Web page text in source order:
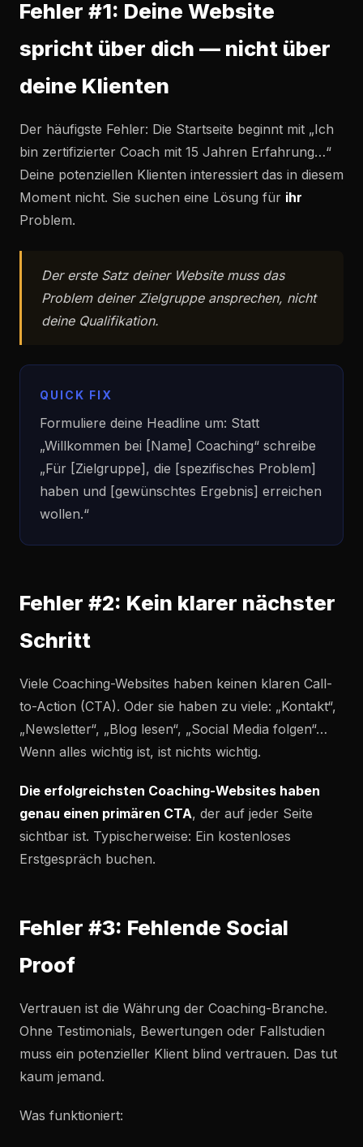
Fehler #1: Deine Website
spricht über dich — nicht über
deine Klienten
Der häufigste Fehler: Die Startseite beginnt mit „Ich
bin zertifizierter Coach mit 15 Jahren Erfahrung…“
Deine potenziellen Klienten interessiert das in diesem
Moment nicht. Sie suchen eine Lösung für ihr
Problem.
Der erste Satz deiner Website muss das
Problem deiner Zielgruppe ansprechen, nicht
deine Qualifikation.
QUICK FIX
Formuliere deine Headline um: Statt
„Willkommen bei [Name] Coaching“ schreibe
„Für [Zielgruppe], die [spezifisches Problem]
haben und [gewünschtes Ergebnis] erreichen
wollen.“
Fehler #2: Kein klarer nächster
Schritt
Viele Coaching-Websites haben keinen klaren Call-
to-Action (CTA). Oder sie haben zu viele: „Kontakt“,
„Newsletter“, „Blog lesen“, „Social Media folgen“…
Wenn alles wichtig ist, ist nichts wichtig.
Die erfolgreichsten Coaching-Websites haben
genau einen primären CTA, der auf jeder Seite
sichtbar ist. Typischerweise: Ein kostenloses
Erstgespräch buchen.
Fehler #3: Fehlende Social
Proof
Vertrauen ist die Währung der Coaching-Branche.
Ohne Testimonials, Bewertungen oder Fallstudien
muss ein potenzieller Klient blind vertrauen. Das tut
kaum jemand.
Was funktioniert: